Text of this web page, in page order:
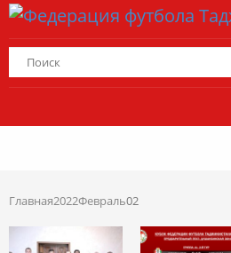
Главная2022Февраль02